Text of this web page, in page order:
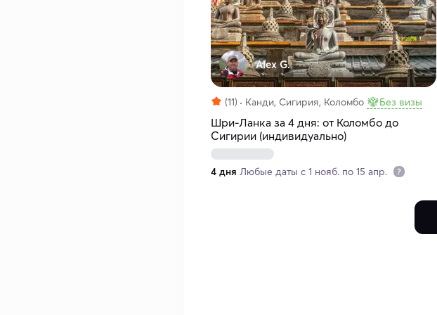
Alex G.
(11) Канди, Сигирия, Коломбо Без визы
Шри-Ланка за 4 дня: от Коломбо до
Сигирии (индивидуально)
4 дня Любые даты с 1 нояб. по 15 апр.